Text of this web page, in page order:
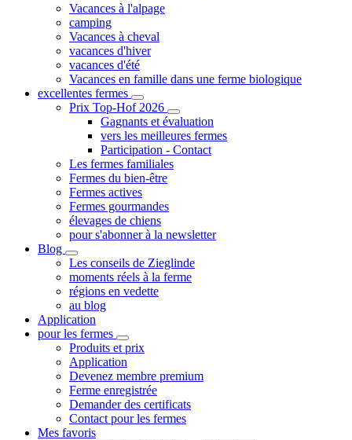
Vacances à l'alpage
camping
Vacances à cheval
vacances d'hiver
vacances d'été
Vacances en famille dans une ferme biologique
excellentes fermes
Prix ​​Top-Hof 2026
Gagnants et évaluation
vers les meilleures fermes
Participation - Contact
Les fermes familiales
Fermes du bien-être
Fermes actives
Fermes gourmandes
élevages de chiens
pour s'abonner à la newsletter
Blog
Les conseils de Zieglinde
moments réels à la ferme
régions en vedette
au blog
Application
pour les fermes
Produits et prix
Application
Devenez membre premium
Ferme enregistrée
Demander des certificats
Contact pour les fermes
Mes favoris